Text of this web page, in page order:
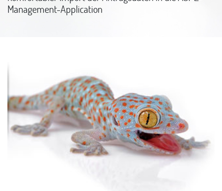
Management-Application